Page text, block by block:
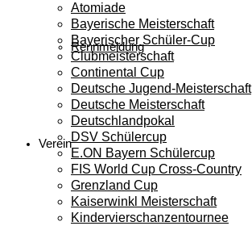
Rennmeldung
Verein
Atomiade
Bayerische Meisterschaft
Bayerischer Schüler-Cup
Clubmeisterschaft
Continental Cup
Deutsche Jugend-Meisterschaft
Deutsche Meisterschaft
Deutschlandpokal
DSV Schülercup
E.ON Bayern Schülercup
FIS World Cup Cross-Country
Grenzland Cup
Kaiserwinkl Meisterschaft
Kindervierschanzentournee